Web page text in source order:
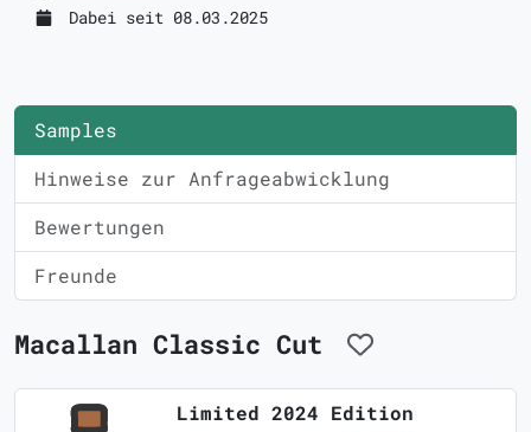
Dabei seit 08.03.2025
Samples
Hinweise zur Anfrageabwicklung
Bewertungen
Freunde
Macallan Classic Cut
Limited 2024 Edition